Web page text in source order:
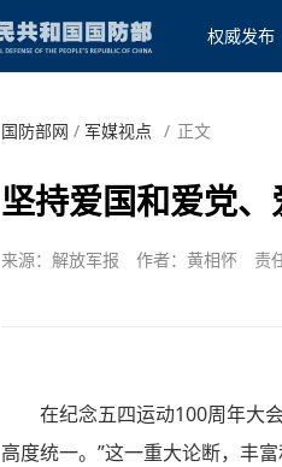
权威发布
国防部网 / 军媒视点 / 正文
坚持爱国和爱党
来源：解放军报 作者：黄相怀 责
在纪念五四运动100周年大
高度统一。”这一重大论断，丰